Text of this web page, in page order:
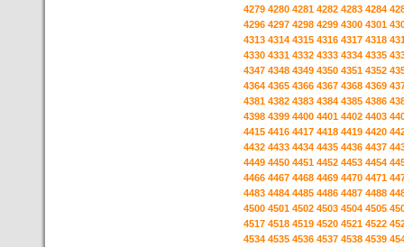
4279 4280 4281 4282 4283 4284
4296 4297 4298 4299 4300 4301
4313 4314 4315 4316 4317 4318
4330 4331 4332 4333 4334 4335
4347 4348 4349 4350 4351 4352
4364 4365 4366 4367 4368 4369
4381 4382 4383 4384 4385 4386
4398 4399 4400 4401 4402 4403
4415 4416 4417 4418 4419 4420
4432 4433 4434 4435 4436 4437
4449 4450 4451 4452 4453 4454
4466 4467 4468 4469 4470 4471
4483 4484 4485 4486 4487 4488
4500 4501 4502 4503 4504 4505
4517 4518 4519 4520 4521 4522
4534 4535 4536 4537 4538 4539